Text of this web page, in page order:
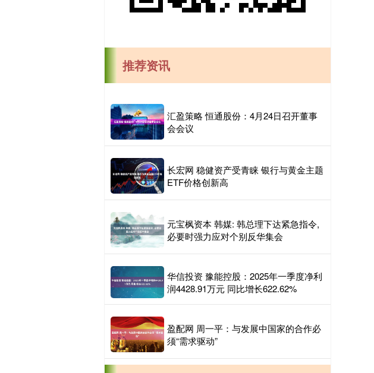
推荐资讯
汇盈策略 恒通股份：4月24日召开董事
会会议
长宏网 稳健资产受青睐 银行与黄金主题
ETF价格创新高
元宝枫资本 韩媒: 韩总理下达紧急指令,
必要时强力应对个别反华集会
华信投资 豫能控股：2025年一季度净利
润4428.91万元 同比增长622.62%
盈配网 周一平：与发展中国家的合作必
须“需求驱动”